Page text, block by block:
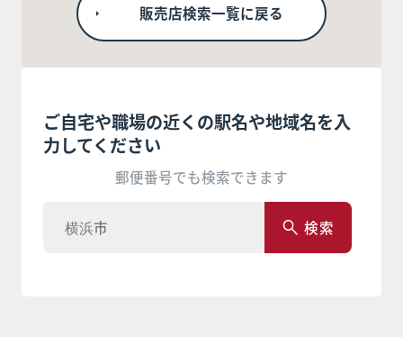
販売店検索一覧に戻る
ご自宅や職場の近くの駅名や地域名を入
力してください
郵便番号でも検索できます
検索